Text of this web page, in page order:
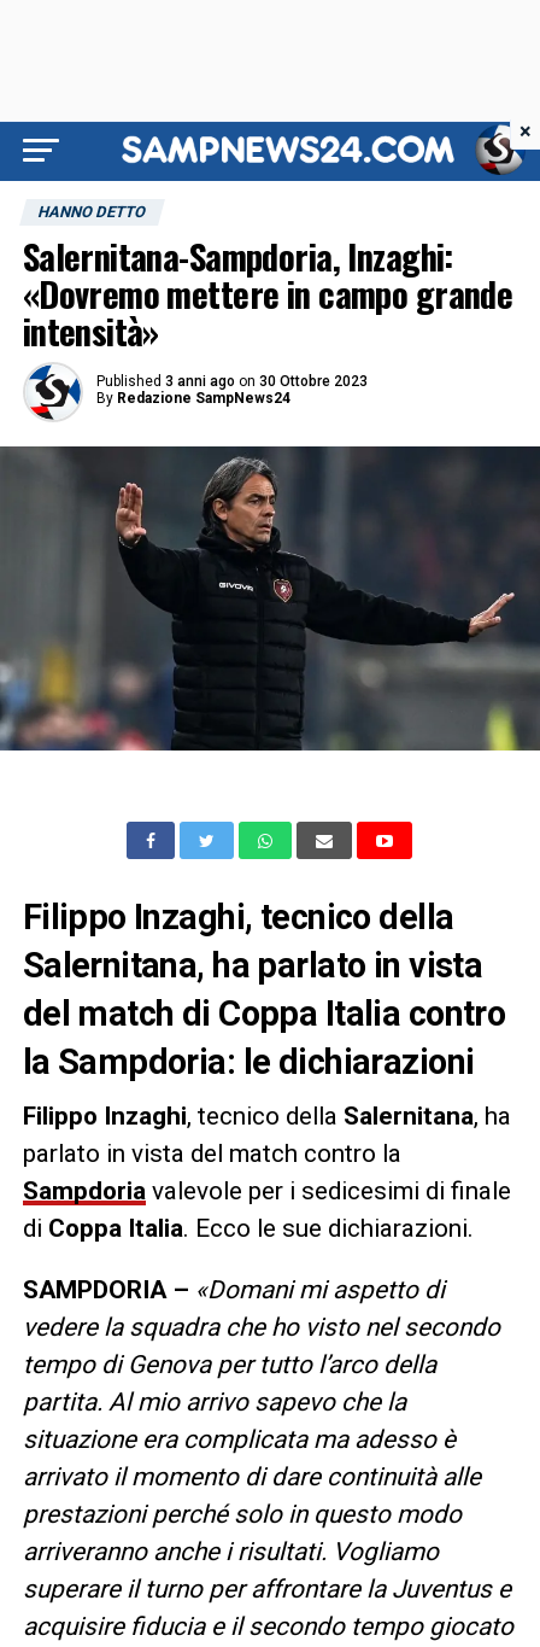
HANNO DETTO
Salernitana-Sampdoria, Inzaghi:
«Dovremo mettere in campo grande
intensità»
Published 3 anni ago on 30 Ottobre 2023
By Redazione SampNews24
Filippo Inzaghi, tecnico della
Salernitana, ha parlato in vista
del match di Coppa Italia contro
la Sampdoria: le dichiarazioni
Filippo Inzaghi, tecnico della Salernitana, ha
parlato in vista del match contro la
Sampdoriavalevole per i sedicesimi di finale
di Coppa Italia. Ecco le sue dichiarazioni.
SAMPDORIA – «Domani mi aspetto di
vedere la squadra che ho visto nel secondo
tempo di Genova per tutto l’arco della
partita. Al mio arrivo sapevo che la
situazione era complicata ma adesso è
arrivato il momento di dare continuità alle
prestazioni perché solo in questo modo
arriveranno anche i risultati. Vogliamo
superare il turno per affrontare la Juventus e
acquisire fiducia e il secondo tempo giocato
×